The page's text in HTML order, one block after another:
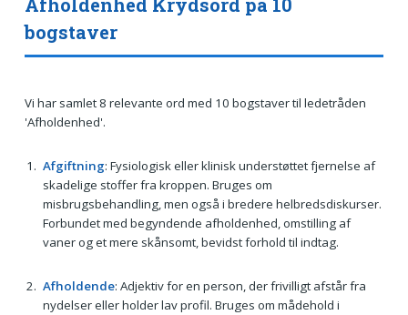
Afholdenhed Krydsord på 10
bogstaver
Vi har samlet 8 relevante ord med 10 bogstaver til ledetråden
'Afholdenhed'.
Afgiftning: Fysiologisk eller klinisk understøttet fjernelse af
skadelige stoffer fra kroppen. Bruges om
misbrugsbehandling, men også i bredere helbredsdiskurser.
Forbundet med begyndende afholdenhed, omstilling af
vaner og et mere skånsomt, bevidst forhold til indtag.
Afholdende: Adjektiv for en person, der frivilligt afstår fra
nydelser eller holder lav profil. Bruges om mådehold i